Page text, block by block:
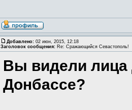
Добавлено: 02 июн, 2015, 12:18
Заголовок сообщения: Re: Сражающийся Севастополь!
Вы видели лица
Донбассе?